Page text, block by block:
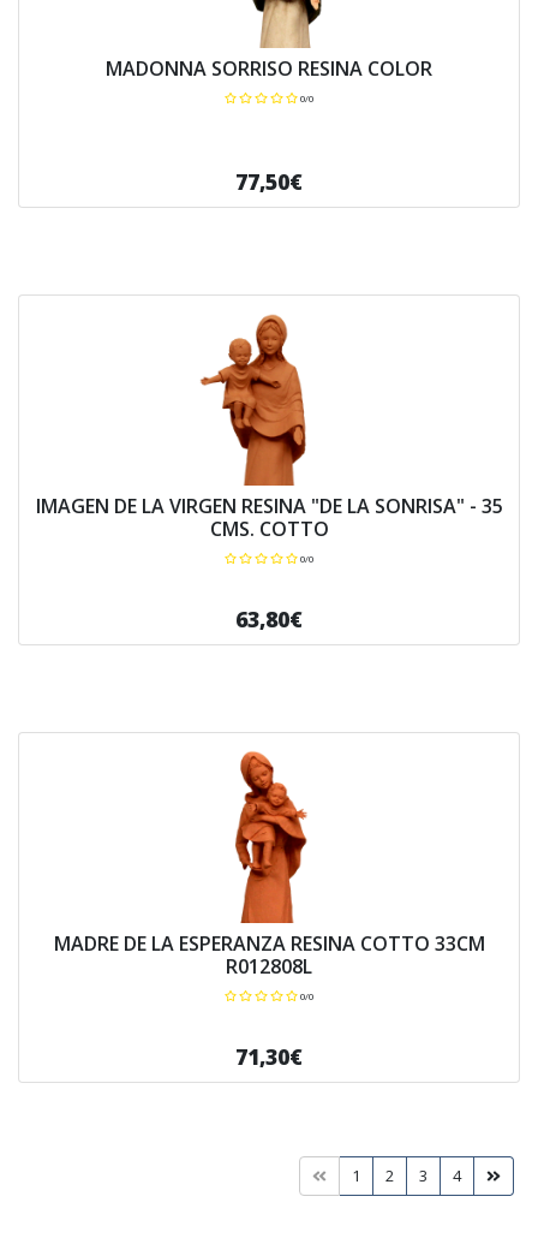
MADONNA SORRISO RESINA COLOR
0/0
77,50€
IMAGEN DE LA VIRGEN RESINA "DE LA SONRISA" - 35
CMS. COTTO
0/0
63,80€
MADRE DE LA ESPERANZA RESINA COTTO 33CM
R012808L
0/0
71,30€
1 2 3 4